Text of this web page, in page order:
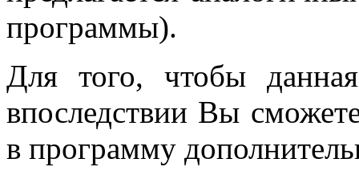
программы).
Для того, чтобы
впоследствии Вы
в программу